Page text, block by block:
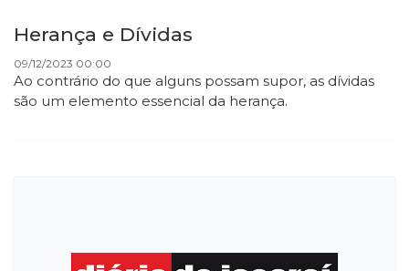
Herança e Dívidas
09/12/2023 00:00
Ao contrário do que alguns possam supor, as dívidas
são um elemento essencial da herança.